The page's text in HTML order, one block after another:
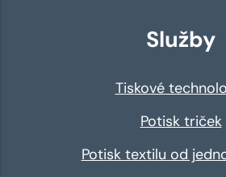
Služby
Tiskové
Potisk triček
Potisk textilu od